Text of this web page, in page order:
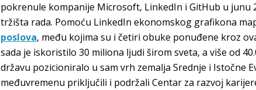
pokrenule kompanije Microsoft, LinkedIn i GitHub u junu
tržišta rada. Pomoću LinkedIn ekonomskog grafikona
poslova, među kojima su i četiri obuke ponuđene kroz
sada je iskoristilo 30 miliona ljudi širom sveta, a više od
državu pozicioniralo u sam vrh zemalja Srednje i Istočne
međuvremenu priključili i podržali Centar za razvoj